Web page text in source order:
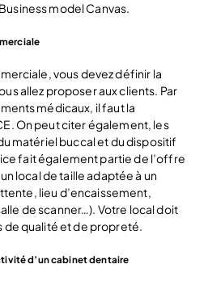
model Canvas.
vous devez définir la
allez proposer aux clients. Par
médicaux, il faut la
On peut citer également, les
matériel buccal et du dispositif
fait également partie de l’offre
local de taille adaptée à un
lieu d’encaissement,
de scanner…). Votre local doit
de qualité et de propreté.
d’un cabinet dentaire